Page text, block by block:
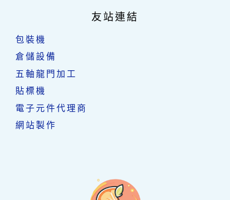
友站連結
包裝機
倉儲設備
五軸龍門加工
貼標機
電子元件代理商
網站製作